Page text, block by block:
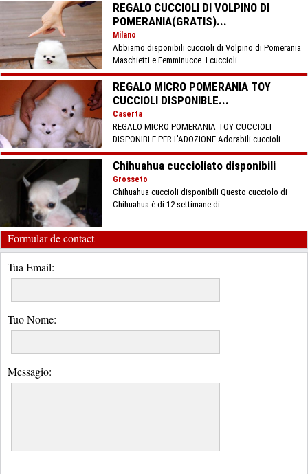
REGALO CUCCIOLI DI VOLPINO DI
POMERANIA(GRATIS)...
Milano
Abbiamo disponibili cuccioli di Volpino di Pomerania
Maschietti e Femminucce. I cuccioli...
REGALO MICRO POMERANIA TOY
CUCCIOLI DISPONIBLE...
Caserta
REGALO MICRO POMERANIA TOY CUCCIOLI
DISPONIBLE PER L'ADOZIONE Adorabili cuccioli...
Chihuahua cuccioliato disponibili
Grosseto
Chihuahua cuccioli disponibili Questo cucciolo di
Chihuahua è di 12 settimane di...
Formular de contact
Tua Email:
Tuo Nome:
Messagio: